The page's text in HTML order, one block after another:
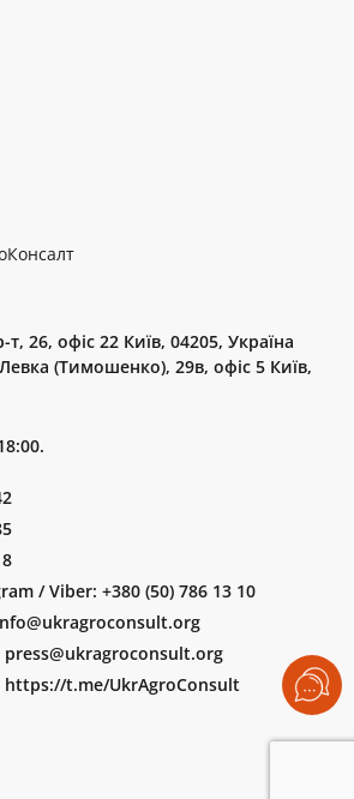
26, офіс 22 Київ, 04205, Україна
(Тимошенко), 29в, офіс 5 Київ,
/ Viber: +380 (50) 786 13 10
press@ukragroconsult.org
https://t.me/UkrAgroConsult